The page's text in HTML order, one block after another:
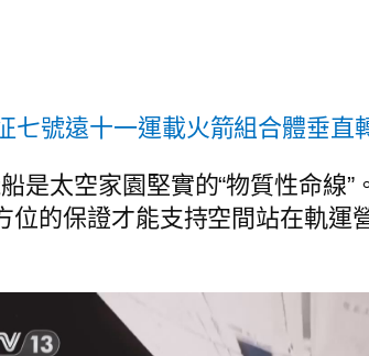
七號遠十一運載火箭組合體垂直
是太空家園堅實的“物質性命線”
的保證才能支持空間站在軌運